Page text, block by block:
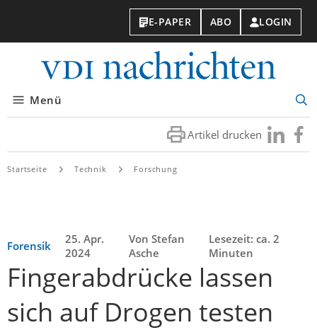
E-PAPER ABO LOGIN
Menü
Artikel drucken Besuchen
Sie
Sie
Startseite Technik Forschung
Forensik
25. Apr.
2024
Von Stefan
Asche
Lesezeit: ca. 2
Minuten
Fingerabdrücke lassen
sich auf Drogen testen